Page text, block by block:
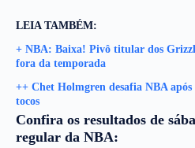
LEIA TAMBÉM:
+ NBA: Baixa! Pivô titular dos
fora da temporada
++ Chet Holmgren desafia NBA
tocos
Confira os resultados de
regular da NBA: